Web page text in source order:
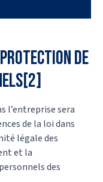
de
l’entreprise sera
de la loi dans
légale des
et la
des